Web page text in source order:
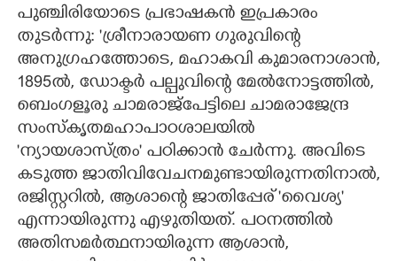
പുഞ്ചിരിയോടെ പ്രഭാഷകൻ ഇപ്രകാരം
തുടർന്നു: 'ശ്രീനാരായണ ഗുരുവിന്റെ
അനുഗ്രഹത്തോടെ, മഹാകവി കുമാരനാശാൻ,
1895ൽ, ഡോക്ടർ പല്പുവിന്റെ മേൽനോട്ടത്തിൽ,
ബെംഗളൂരു ചാമരാജ്പേട്ടിലെ ചാമരാജേന്ദ്ര
സംസ്കൃതമഹാപാഠശാലയിൽ
'ന്യായശാസ്ത്രം" പഠിക്കാൻ ചേർന്നു. അവിടെ
കടുത്ത ജാതിവിവേചനമുണ്ടായിരുന്നതിനാൽ,
രജിസ്റ്ററിൽ, ആശാന്റെ ജാതിപ്പേര് 'വൈശ്യ"
എന്നായിരുന്നു എഴുതിയത്. പഠനത്തിൽ
അതിസമർത്ഥനായിരുന്ന ആശാൻ,